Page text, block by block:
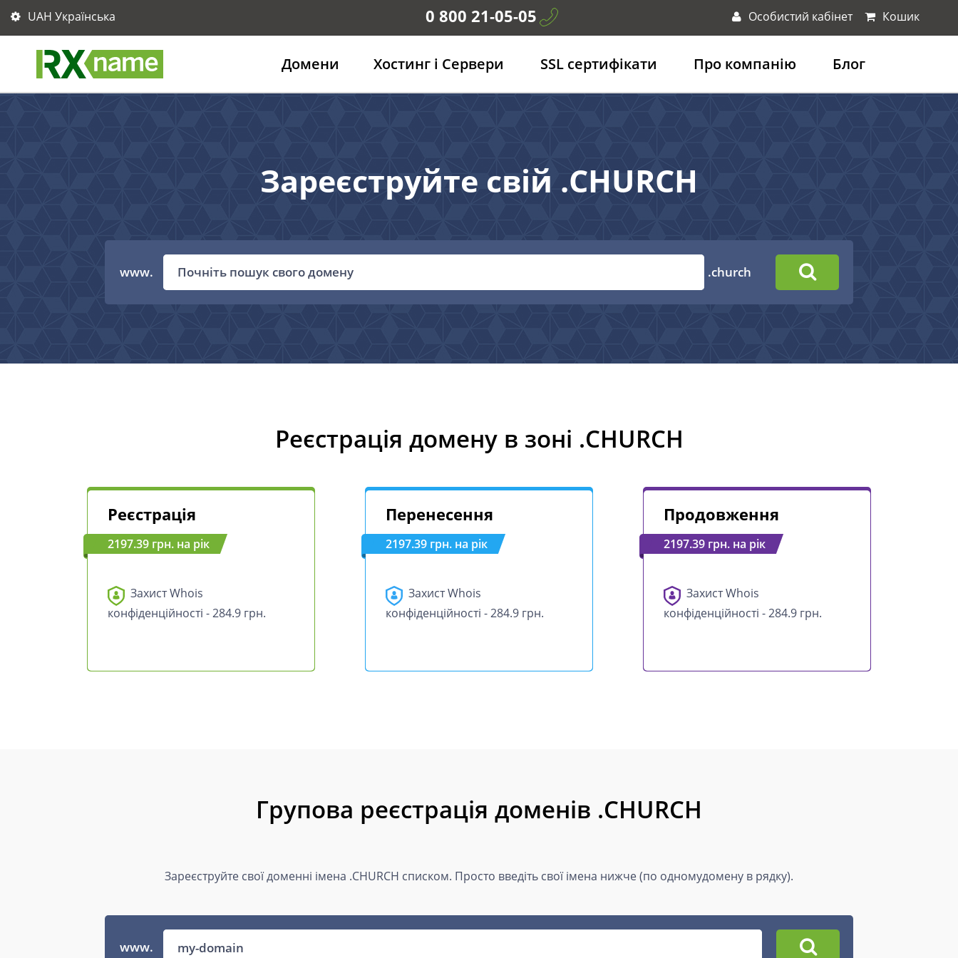
UAH Українська 0 800 21-05-05 Особистий кабінет Кошик
Домени Хостинг і Сервери SSL сертифікати Про компанію Блог
Зареєструйте свій .CHURCH
www. .church
Реєстрація домену в зоні .CHURCH
Реєстрація
2197.39 грн. на рік
Захист Whois
конфіденційності - 284.9 грн.
Перенесення
2197.39 грн. на рік
Захист Whois
конфіденційності - 284.9 грн.
Продовження
2197.39 грн. на рік
Захист Whois
конфіденційності - 284.9 грн.
Групова реєстрація доменів .CHURCH
Зареєструйте свої доменні імена .CHURCH списком. Просто введіть свої імена нижче (по одномудомену в рядку).
www.